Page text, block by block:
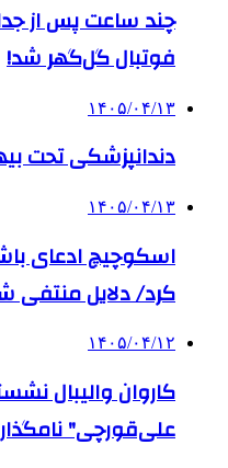
چند ساعت پس از
فوتبال گل‌گهر شد!
۱۴۰۵/۰۴/۱۳
دندانپزشکی تحت
۱۴۰۵/۰۴/۱۳
اسکوچیچ ادعای
کرد/ دلایل منتفی
۱۴۰۵/۰۴/۱۲
کاروان والیبال
علی‌قورچی"